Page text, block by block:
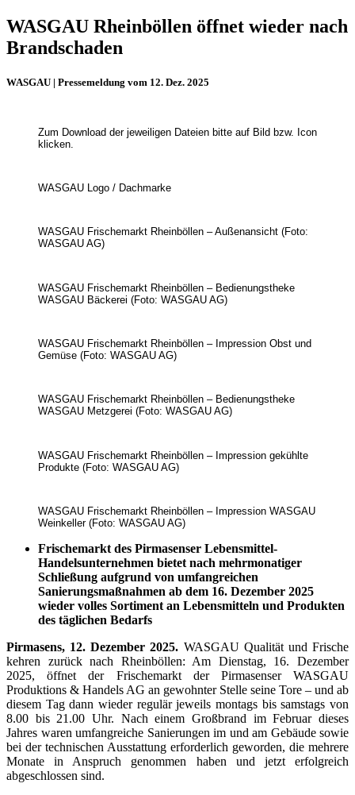
WASGAU Rheinböllen öffnet wieder nach
Brandschaden
WASGAU | Pressemeldung vom 12. Dez. 2025
Zum Download der jeweiligen Dateien bitte auf Bild bzw. Icon
klicken.
WASGAU Logo / Dachmarke
WASGAU Frischemarkt Rheinböllen – Außenansicht (Foto:
WASGAU AG)
WASGAU Frischemarkt Rheinböllen – Bedienungstheke
WASGAU Bäckerei (Foto: WASGAU AG)
WASGAU Frischemarkt Rheinböllen – Impression Obst und
Gemüse (Foto: WASGAU AG)
WASGAU Frischemarkt Rheinböllen – Bedienungstheke
WASGAU Metzgerei (Foto: WASGAU AG)
WASGAU Frischemarkt Rheinböllen – Impression gekühlte
Produkte (Foto: WASGAU AG)
WASGAU Frischemarkt Rheinböllen – Impression WASGAU
Weinkeller (Foto: WASGAU AG)
Frischemarkt des Pirmasenser Lebensmittel-
Handelsunternehmen bietet nach mehrmonatiger
Schließung aufgrund von umfangreichen
Sanierungsmaßnahmen ab dem 16. Dezember 2025
wieder volles Sortiment an Lebensmitteln und Produkten
des täglichen Bedarfs
Pirmasens, 12. Dezember 2025. WASGAU Qualität und Frische
kehren zurück nach Rheinböllen: Am Dienstag, 16. Dezember
2025, öffnet der Frischemarkt der Pirmasenser WASGAU
Produktions & Handels AG an gewohnter Stelle seine Tore – und ab
diesem Tag dann wieder regulär jeweils montags bis samstags von
8.00 bis 21.00 Uhr. Nach einem Großbrand im Februar dieses
Jahres waren umfangreiche Sanierungen im und am Gebäude sowie
bei der technischen Ausstattung erforderlich geworden, die mehrere
Monate in Anspruch genommen haben und jetzt erfolgreich
abgeschlossen sind.